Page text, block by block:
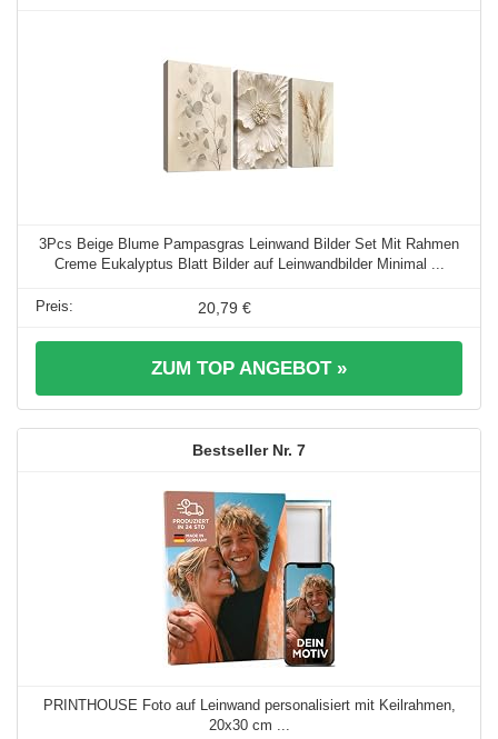
3Pcs Beige Blume Pampasgras Leinwand Bilder Set Mit Rahmen
Creme Eukalyptus Blatt Bilder auf Leinwandbilder Minimal ...
20,79 €
ZUM TOP ANGEBOT »
7
PRINTHOUSE Foto auf Leinwand personalisiert mit Keilrahmen,
20x30 cm ...